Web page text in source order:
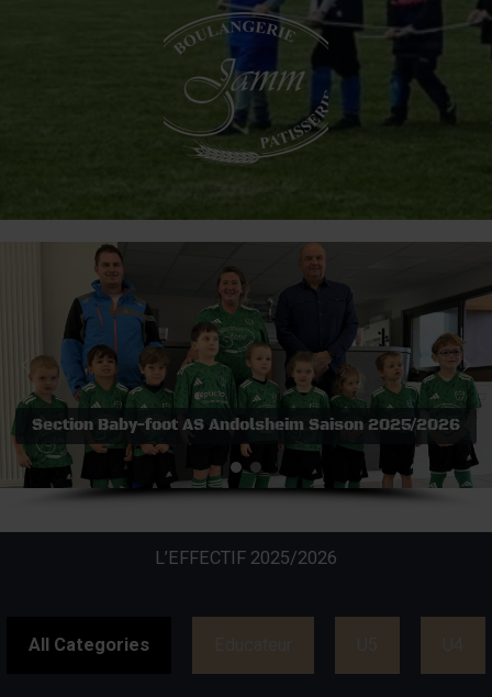
Section Baby-foot AS Andolsheim Saison 2025/2026
L’EFFECTIF 2025/2026
All Categories